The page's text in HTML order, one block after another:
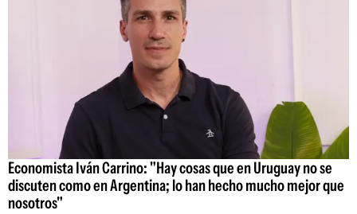
Economista Iván Carrino: "Hay cosas que en Uruguay no se
discuten como en Argentina; lo han hecho mucho mejor que
nosotros"